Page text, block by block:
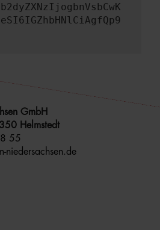
GmbH
Helmstedt
55
niedersachsen.de